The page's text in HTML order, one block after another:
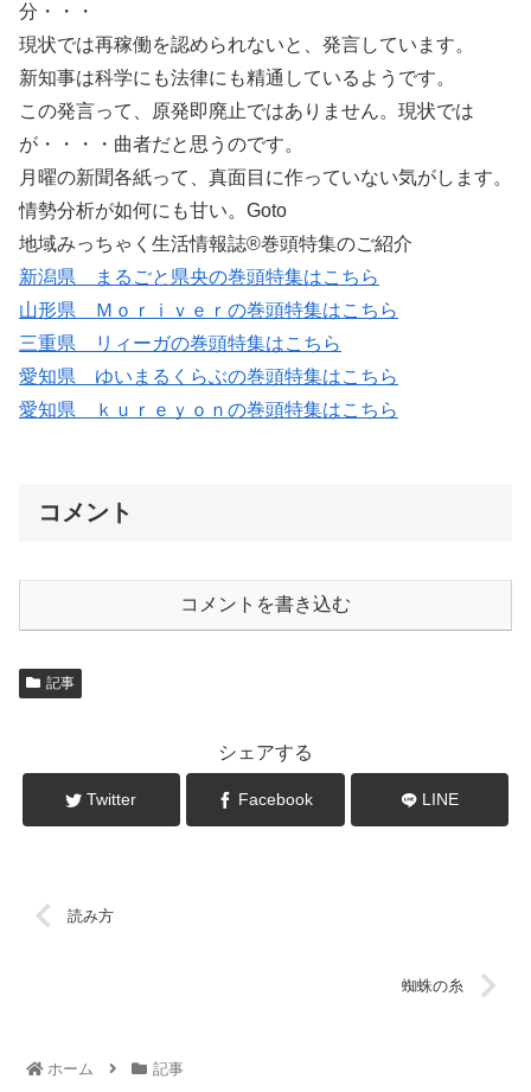
分・・・
現状では再稼働を認められないと、発言しています。
新知事は科学にも法律にも精通しているようです。
この発言って、原発即廃止ではありません。現状では
が・・・・曲者だと思うのです。
月曜の新聞各紙って、真面目に作っていない気がします。
情勢分析が如何にも甘い。Goto
地域みっちゃく生活情報誌®巻頭特集のご紹介
新潟県 まるごと県央の巻頭特集はこちら
山形県 Ｍｏｒｉｖｅｒの巻頭特集はこちら
三重県 リィーガの巻頭特集はこちら
愛知県 ゆいまるくらぶの巻頭特集はこちら
愛知県 ｋｕｒｅｙｏｎの巻頭特集はこちら
コメント
コメントを書き込む
記事
シェアする
Twitter Facebook LINE
読み方
蜘蛛の糸
ホーム 記事